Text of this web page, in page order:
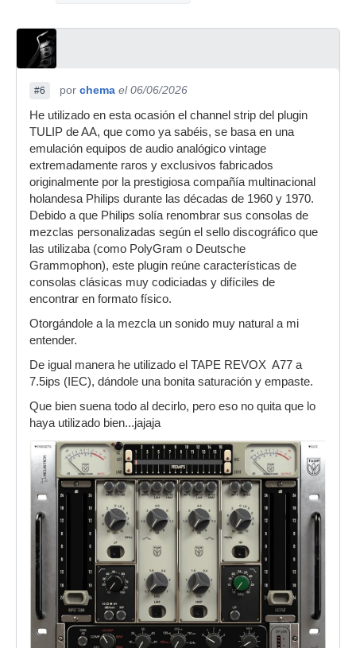
#6 por chema el 06/06/2026
He utilizado en esta ocasión el channel strip del plugin
TULIP de AA, que como ya sabéis, se basa en una
emulación equipos de audio analógico vintage
extremadamente raros y exclusivos fabricados
originalmente por la prestigiosa compañía multinacional
holandesa Philips durante las décadas de 1960 y 1970.
Debido a que Philips solía renombrar sus consolas de
mezclas personalizadas según el sello discográfico que
las utilizaba (como PolyGram o Deutsche
Grammophon), este plugin reúne características de
consolas clásicas muy codiciadas y difíciles de
encontrar en formato físico.
Otorgándole a la mezcla un sonido muy natural a mi
entender.
De igual manera he utilizado el TAPE REVOX A77 a
7.5ips (IEC), dándole una bonita saturación y empaste.
Que bien suena todo al decirlo, pero eso no quita que lo
haya utilizado bien...jajaja